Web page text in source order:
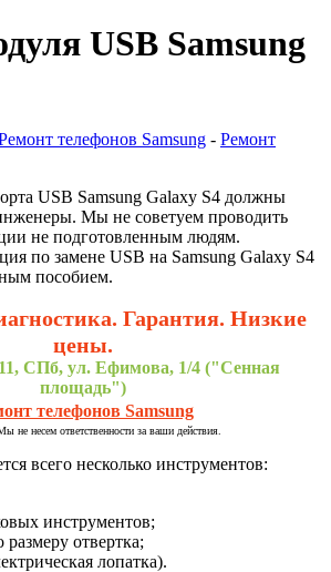
USB Samsung
телефонов Samsung - Ремонт
USB Samsung Galaxy S4 должны
Мы не советуем проводить
не подготовленным людям.
по замене USB на Samsung Galaxy S4
пособием.
Гарантия. Низкие
цены.
11, СПб, ул. Ефимова, 1/4 ("Сенная
площадь")
телефонов Samsung
не несем ответственности за ваши действия.
всего несколько инструментов:
инструментов;
отвертка;
лопатка).